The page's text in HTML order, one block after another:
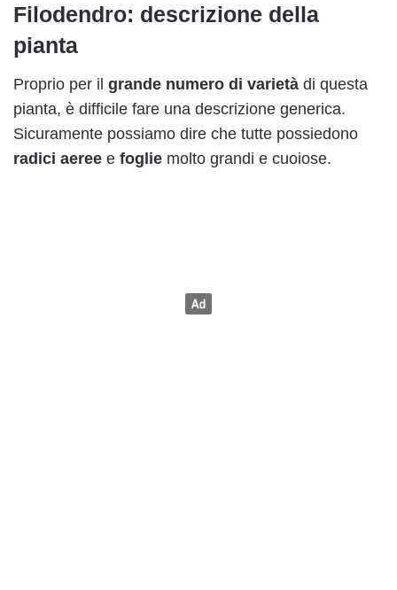
Filodendro: descrizione della
pianta
Proprio per il grande numero di varietà di questa
pianta, è difficile fare una descrizione generica.
Sicuramente possiamo dire che tutte possiedono
radici aeree e foglie molto grandi e cuoiose.